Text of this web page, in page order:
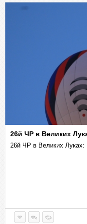
26й ЧР в Великих
26й ЧР в Великих Луках: